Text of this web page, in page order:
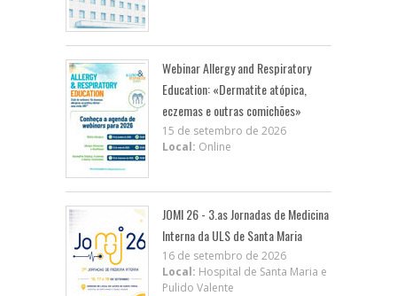
Webinar Allergy and Respiratory
Education: «Dermatite atópica,
eczemas e outras comichões»
15 de setembro de 2026
Local: Online
JOMI 26 - 3.as Jornadas de Medicina
Interna da ULS de Santa Maria
16 de setembro de 2026
Local: Hospital de Santa Maria e
Pulido Valente